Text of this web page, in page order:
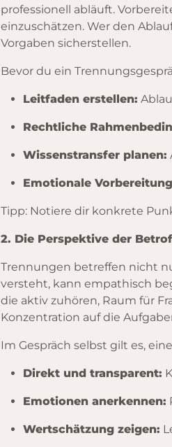
professionell abläuft.
einzuschätzen. Wer den
Vorgaben sicherstellen.
Bevor du ein
Leitfaden erstellen:
Rechtliche
Wissenstransfer planen:
Emotionale
Tipp: Notiere dir konkrete
2. Die Perspektive der
Trennungen betreffen nicht
versteht, kann empathisch
die aktiv zuhören, Raum für
Konzentration auf die
Im Gespräch selbst gilt es,
Direkt und transparent:
Emotionen anerkennen:
Wertschätzung zeigen: